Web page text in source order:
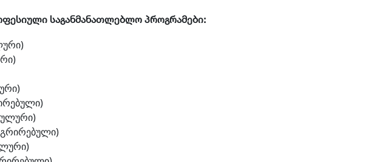
საგანმანათლებლო პროგრამები: